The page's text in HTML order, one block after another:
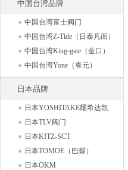
中国台湾品牌
中国台湾富士阀门
中国台湾Z-Tide（日泰凡而）
中国台湾King-gate（金口）
中国台湾Yone（春元）
日本品牌
日本YOSHITAKE耀希达凯
日本TLV阀门
日本KITZ-SCT
日本TOMOE（巴蝶）
日本OKM